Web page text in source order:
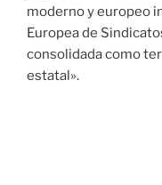
moderno y europeo
Europea de
consolidada como
estatal».